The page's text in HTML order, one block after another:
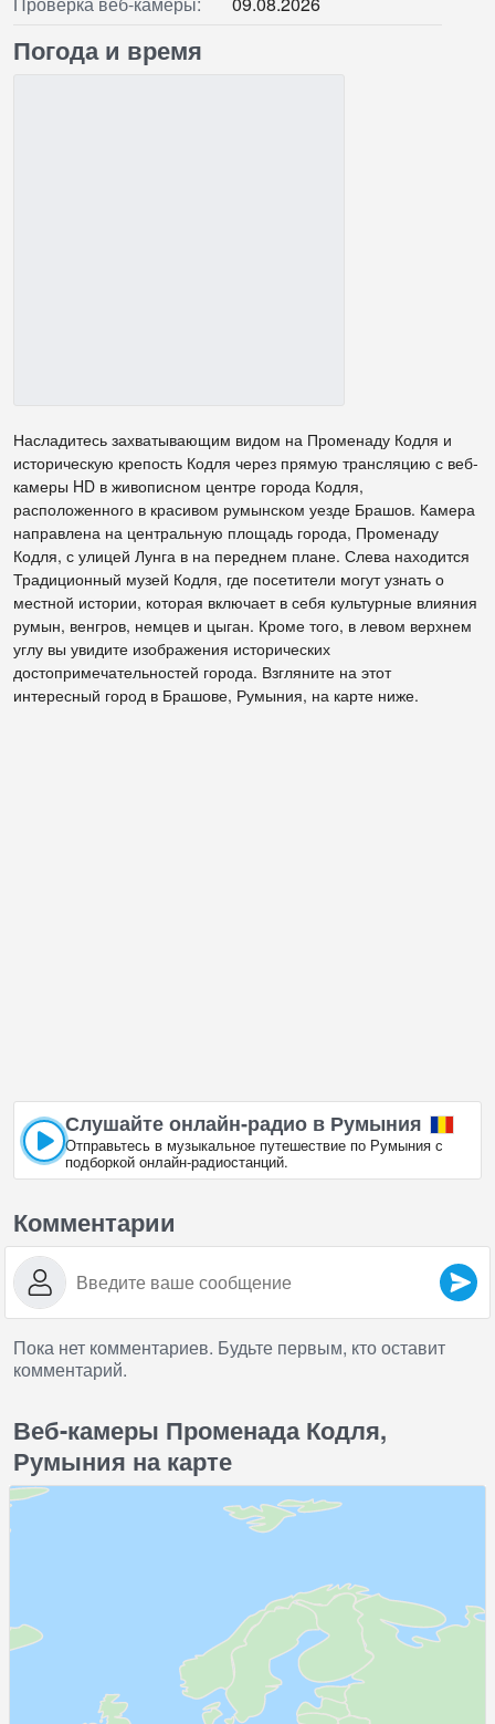
Погода и время
Насладитесь захватывающим видом на Променаду Кодля и
историческую крепость Кодля через прямую трансляцию с веб-
камеры HD в живописном центре города Кодля,
расположенного в красивом румынском уезде Брашов. Камера
направлена ​​на центральную площадь города, Променаду
Кодля, с улицей Лунга в на переднем плане. Слева находится
Традиционный музей Кодля, где посетители могут узнать о
местной истории, которая включает в себя культурные влияния
румын, венгров, немцев и цыган. Кроме того, в левом верхнем
углу вы увидите изображения исторических
достопримечательностей города. Взгляните на этот
интересный город в Брашове, Румыния, на карте ниже.
Слушайте онлайн‑радио в Румыния
Отправьтесь в музыкальное путешествие по Румыния с
подборкой онлайн‑радиостанций.
Комментарии
Пока нет комментариев. Будьте первым, кто оставит
комментарий.
Веб-камеры Променада Кодля,
Румыния на карте